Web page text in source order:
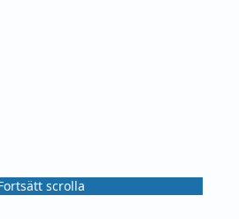
scrolla